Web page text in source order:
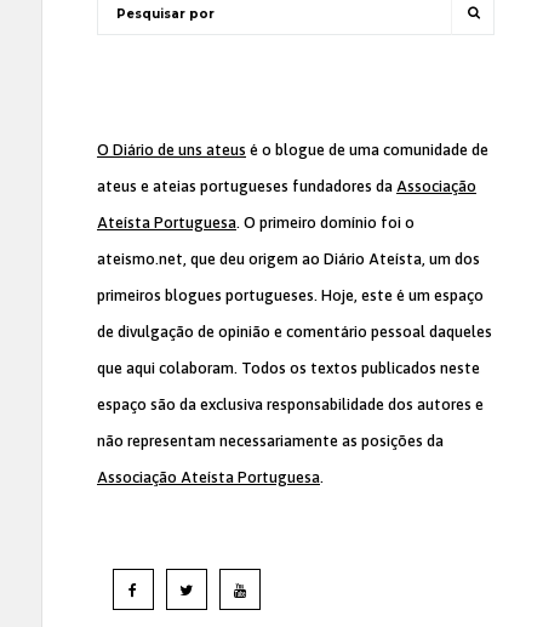
O Diário de uns ateus é o blogue de uma comunidade de
ateus e ateias portugueses fundadores da Associação
Ateísta Portuguesa. O primeiro domínio foi o
ateismo.net, que deu origem ao Diário Ateísta, um dos
primeiros blogues portugueses. Hoje, este é um espaço
de divulgação de opinião e comentário pessoal daqueles
que aqui colaboram. Todos os textos publicados neste
espaço são da exclusiva responsabilidade dos autores e
não representam necessariamente as posições da
Associação Ateísta Portuguesa.